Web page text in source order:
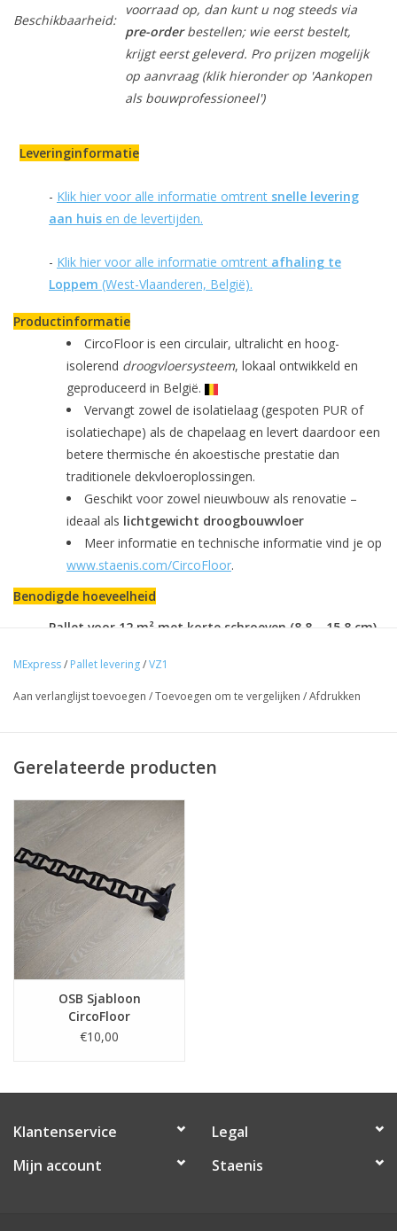
Beschikbaarheid:
voorraad op, dan kunt u nog steeds via
pre-orderbestellen; wie eerst bestelt,
krijgt eerst geleverd. Pro prijzen mogelijk
op aanvraag (klik hieronder op 'Aankopen
als bouwprofessioneel')
Leveringinformatie
- Klik hier voor alle informatie omtrent snelle levering
aan huis en de levertijden.
- Klik hier voor alle informatie omtrent afhaling te
Loppem (West-Vlaanderen, België).
Productinformatie
CircoFloor is een circulair, ultralicht en hoog-
isolerend droogvloersysteem, lokaal ontwikkeld en
geproduceerd in België.
Vervangt zowel de isolatielaag (gespoten PUR of
isolatiechape) als de chapelaag en levert daardoor een
betere thermische én akoestische prestatie dan
traditionele dekvloeroplossingen.
Geschikt voor zowel nieuwbouw als renovatie –
ideaal als lichtgewicht droogbouwvloer
Meer informatie en technische informatie vind je op
www.staenis.com/CircoFloor.
Benodigde hoeveelheid
Pallet voor 12 m² met korte schroeven (8,8 – 15,8 cm)
Bijgeleverd materiaal
156 structuren (≈ 13 st/m²) (onder- en
87 vastzetschroeven (≈ 7,25 st/m²)
snijverlies.
Gebruik onze
snelle en nauwkeurige berekening (excl. snijverlies).
Specificaties
Regelbare vloerhoogte:
Toelaatbare puntbelasting: 1,0
kN | Gebruiksbelasting: 2,0 kN/m²
Volledig compatibel met vloerverwarming en na
correcte beplating en installatie direct klaar om te
betegelen of af te werken met parket of laminaat.
Snelle ingebruikname– direct bekleedbaar, geen
Lichtgewicht opbouw– slechts ± 10 kg/m²,
perfect voor renovaties en houten vloeren
MExpress/ Pallet levering/VZ1
Aan verlanglijst toevoegen /Toevoegen om te vergelijken /Afdrukken
Gerelateerde producten
OSB Sjabloon
CircoFloor
€10,00
Klantenservice
Legal
Mijn account
Staenis